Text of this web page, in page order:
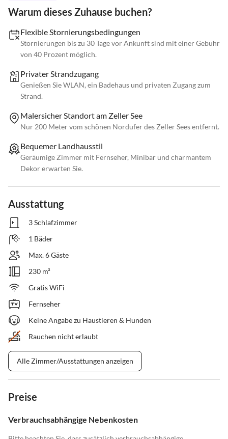
Warum dieses Zuhause buchen?
Flexible Stornierungsbedingungen
Stornierungen bis zu 30 Tage vor Ankunft sind mit einer Gebühr
von 40 Prozent möglich.
Privater Strandzugang
Genießen Sie WLAN, ein Badehaus und privaten Zugang zum
Strand.
Malersicher Standort am Zeller See
Nur 200 Meter vom schönen Nordufer des Zeller Sees entfernt.
Bequemer Landhausstil
Geräumige Zimmer mit Fernseher, Minibar und charmantem
Dekor erwarten Sie.
Ausstattung
3 Schlafzimmer
1 Bäder
Max. 6 Gäste
230 m²
Gratis WiFi
Fernseher
Keine Angabe zu Haustieren & Hunden
Rauchen nicht erlaubt
Alle Zimmer/Ausstattungen anzeigen
Preise
Verbrauchsabhängige Nebenkosten